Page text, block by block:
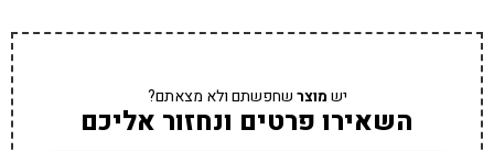
ישמוצרשחפשתם ולא מצאתם?
השאירו פרטים ונחזור אליכם